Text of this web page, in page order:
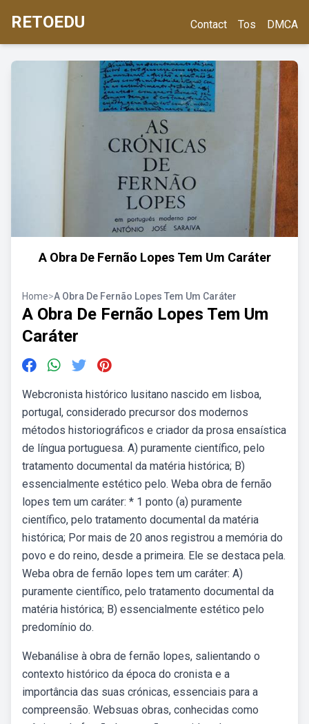
RETOEDU Contact Tos DMCA
A Obra De Fernão Lopes Tem Um Caráter
Home>A Obra De Fernão Lopes Tem Um Caráter
A Obra De Fernão Lopes Tem Um
Caráter
Webcronista histórico lusitano nascido em lisboa,
portugal, considerado precursor dos modernos
métodos historiográficos e criador da prosa ensaística
de língua portuguesa. A) puramente científico, pelo
tratamento documental da matéria histórica; B)
essencialmente estético pelo. Weba obra de fernão
lopes tem um caráter: * 1 ponto (a) puramente
científico, pelo tratamento documental da matéria
histórica; Por mais de 20 anos registrou a memória do
povo e do reino, desde a primeira. Ele se destaca pela.
Weba obra de fernão lopes tem um caráter: A)
puramente científico, pelo tratamento documental da
matéria histórica; B) essencialmente estético pelo
predomínio do.
Webanálise à obra de fernão lopes, salientando o
contexto histórico da época do cronista e a
importância das suas crónicas, essenciais para a
compreensão. Websuas obras, conhecidas como